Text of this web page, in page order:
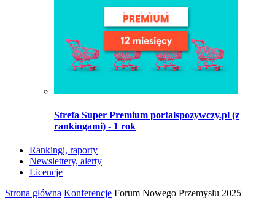
Strefa Super Premium portalspozywczy.pl (z
rankingami) - 1 rok
Rankingi, raporty
Newslettery, alerty
Licencje
Strona główna Konferencje Forum Nowego Przemysłu 2025